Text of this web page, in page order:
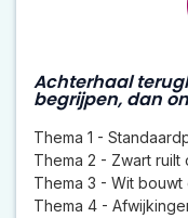
Achterhaal
begrijpen, dan
Thema 1 -
Thema 2 - Zwart ruilt
Thema 3 - Wit
Thema 4 -